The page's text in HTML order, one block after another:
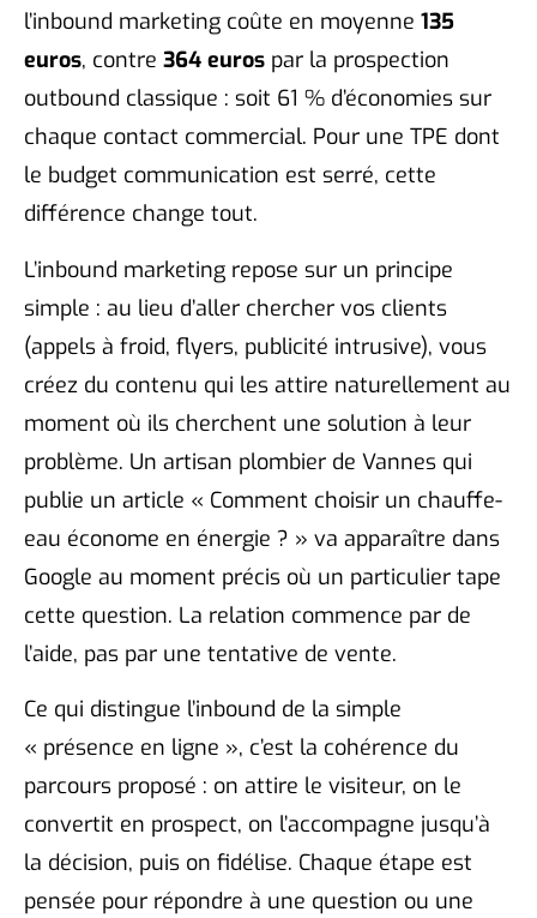
l’inbound marketing coûte en moyenne 135
euros, contre 364 euros par la prospection
outbound classique : soit 61 % d’économies sur
chaque contact commercial. Pour une TPE dont
le budget communication est serré, cette
différence change tout.
L’inbound marketing repose sur un principe
simple : au lieu d’aller chercher vos clients
(appels à froid, flyers, publicité intrusive), vous
créez du contenu qui les attire naturellement au
moment où ils cherchent une solution à leur
problème. Un artisan plombier de Vannes qui
publie un article « Comment choisir un chauffe-
eau économe en énergie ? » va apparaître dans
Google au moment précis où un particulier tape
cette question. La relation commence par de
l’aide, pas par une tentative de vente.
Ce qui distingue l’inbound de la simple
« présence en ligne », c’est la cohérence du
parcours proposé : on attire le visiteur, on le
convertit en prospect, on l’accompagne jusqu’à
la décision, puis on fidélise. Chaque étape est
pensée pour répondre à une question ou une